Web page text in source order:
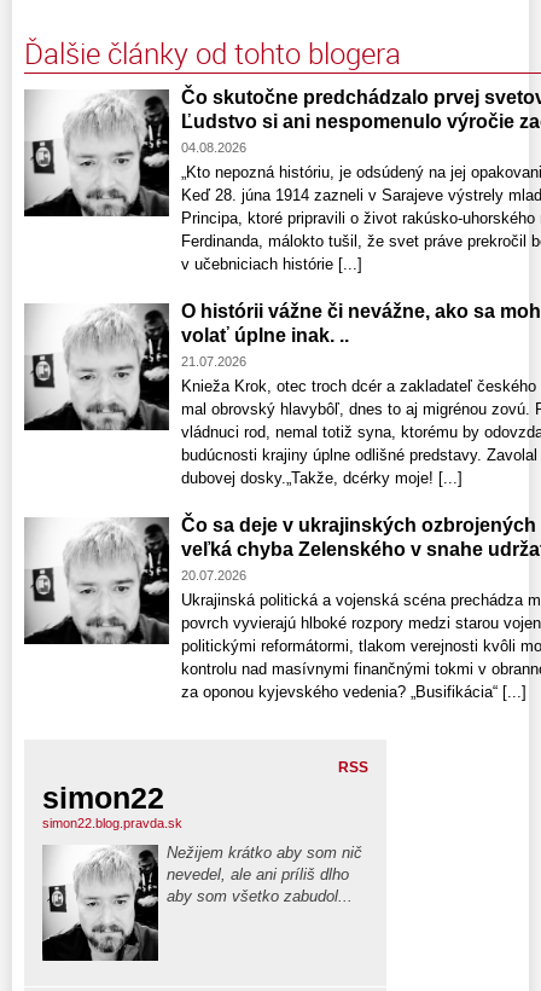
Ďalšie články od tohto blogera
Čo skutočne predchádzalo prvej
Ľudstvo si ani nespomenulo výročie
04.08.2026
„Kto nepozná históriu, je odsúdený na jej
Keď 28. júna 1914 zazneli v Sarajeve výstrely
Principa, ktoré pripravili o život rakúsko-
Ferdinanda, málokto tušil, že svet práve prekročil
v učebniciach histórie [...]
O histórii vážne či nevážne, ako sa
volať úplne inak. ..
21.07.2026
Knieža Krok, otec troch dcér a zakladateľ
mal obrovský hlavybôľ, dnes to aj migrénou zovú.
vládnuci rod, nemal totiž syna, ktorému by
budúcnosti krajiny úplne odlišné predstavy.
dubovej dosky.„Takže, dcérky moje! [...]
Čo sa deje v ukrajinských
veľká chyba Zelenského v snahe
20.07.2026
Ukrajinská politická a vojenská scéna prechádza
povrch vyvierajú hlboké rozpory medzi starou
politickými reformátormi, tlakom verejnosti kvôli
kontrolu nad masívnymi finančnými tokmi v
za oponou kyjevského vedenia? „Busifikácia“ [...]
RSS
simon22
simon22.blog.pravda.sk
Nežijem krátko aby som nič
nevedel, ale ani príliš dlho
aby som všetko zabudol...